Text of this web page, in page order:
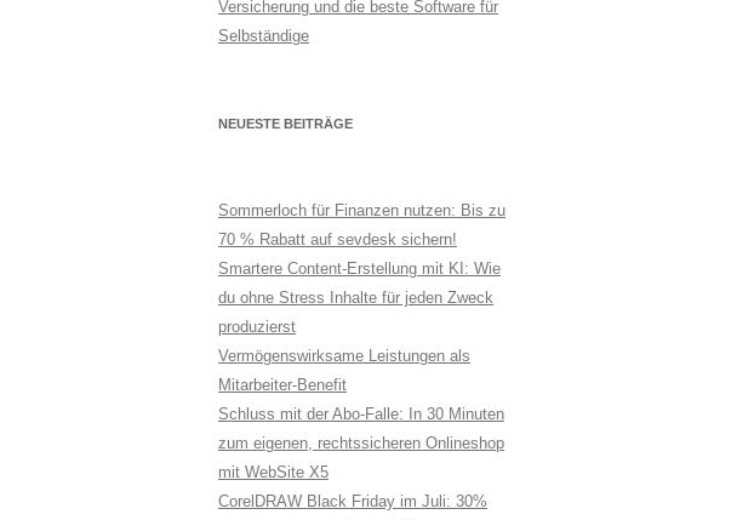
Versicherung und die beste Software für
Selbständige
NEUESTE BEITRÄGE
Sommerloch für Finanzen nutzen: Bis zu
70 % Rabatt auf sevdesk sichern!
Smartere Content-Erstellung mit KI: Wie
du ohne Stress Inhalte für jeden Zweck
produzierst
Vermögenswirksame Leistungen als
Mitarbeiter-Benefit
Schluss mit der Abo-Falle: In 30 Minuten
zum eigenen, rechtssicheren Onlineshop
mit WebSite X5
CorelDRAW Black Friday im Juli: 30%